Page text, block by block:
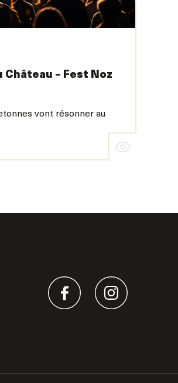
Château – Fest Noz
vont résonner au